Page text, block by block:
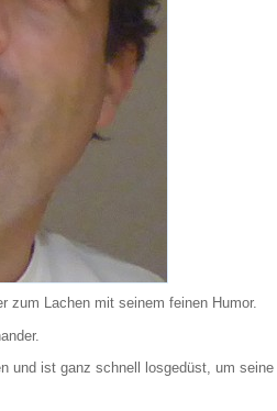
zum Lachen mit seinem feinen Humor.
und ist ganz schnell losgedüst, um seine